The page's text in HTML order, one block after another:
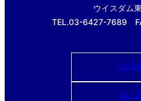
ウイスダム
TEL.03-6427-7689
ご意見
使い方